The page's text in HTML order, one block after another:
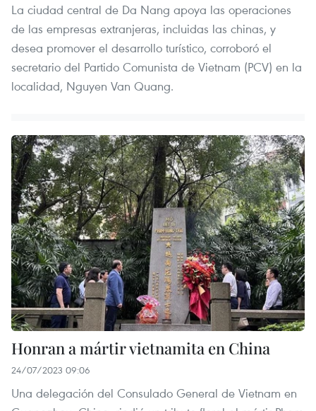
La ciudad central de Da Nang apoya las operaciones
de las empresas extranjeras, incluidas las chinas, y
desea promover el desarrollo turístico, corroboró el
secretario del Partido Comunista de Vietnam (PCV) en la
localidad, Nguyen Van Quang.
Honran a mártir vietnamita en China
24/07/2023 09:06
Una delegación del Consulado General de Vietnam en